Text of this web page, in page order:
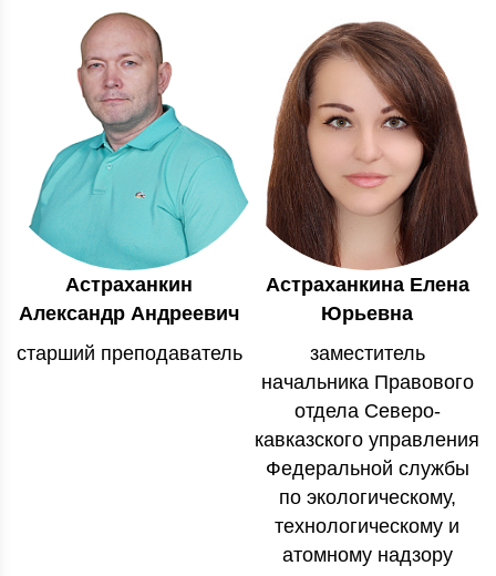
Астраханкин
Александр Андреевич
старший преподаватель
Астраханкина Елена
Юрьевна
заместитель
начальника Правового
отдела Северо-
кавказского управления
Федеральной службы
по экологическому,
технологическому и
атомному надзору